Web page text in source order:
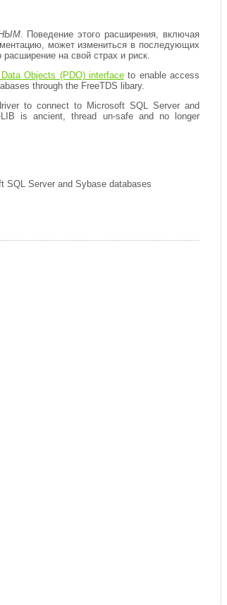
. Поведение этого расширения, включая
может измениться в последующих
на свой страх и риск.
Data Objects (PDO) interfaceto enable access
through the FreeTDS libary.
to connect to Microsoft SQL Server and
is ancient, thread un-safe and no longer
Server and Sybase databases